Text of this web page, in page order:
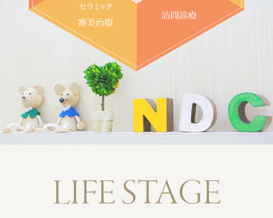
【年末年始の休みのお知らせ】
誠に勝手ながら、下記の期間を年末年始の
休みとさせていただきます。
休診期間：令和7年12月28日（日）～令和
8年1月4日（日）
期間中もWebでのご予約はご利用いただけ
ます。
ださい。
また、休診期間中は診療を行っておりませ
LIFE STAGE